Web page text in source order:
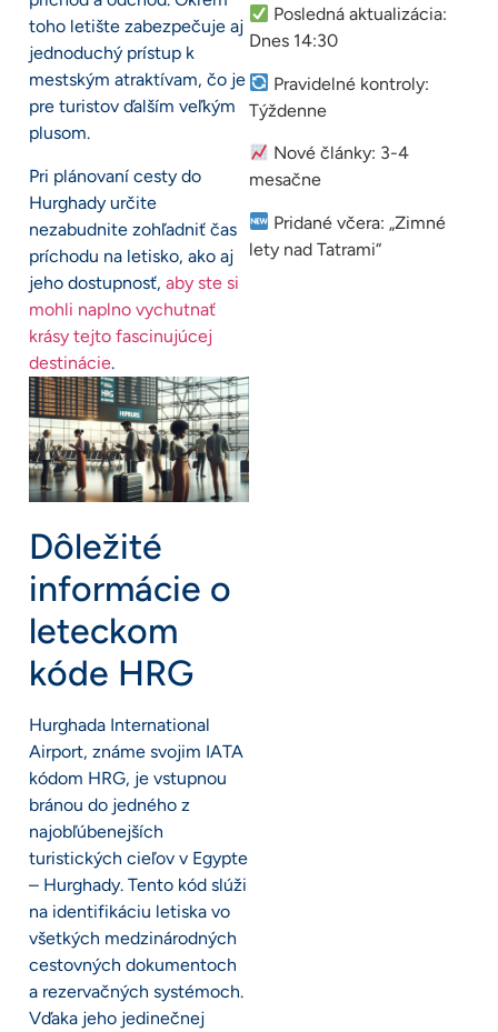
toho letište zabezpečuje aj
jednoduchý prístup k
mestským atraktívam, čo je
pre turistov ďalším veľkým
plusom.
Pri plánovaní cesty do
Hurghady určite
nezabudnite zohľadniť čas
príchodu na letisko, ako aj
jeho dostupnosť, aby ste si
mohli naplno vychutnať
krásy tejto fascinujúcej
destinácie.
Dôležité
informácie o
leteckom
kóde HRG
Hurghada International
Airport, známe svojim IATA
kódom HRG, je vstupnou
bránou do jedného z
najobľúbenejších
turistických cieľov v Egypte
– Hurghady. Tento kód slúži
na identifikáciu letiska vo
všetkých medzinárodných
cestovných dokumentoch
a rezervačných systémoch.
Vďaka jeho jedinečnej
Posledná aktualizácia:
Dnes 14:30
Pravidelné kontroly:
Týždenne
Nové články: 3-4
mesačne
Pridané včera: „Zimné
lety nad Tatrami“